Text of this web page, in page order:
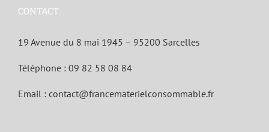
CONTACT
19 Avenue du 8 mai 1945 – 95200 Sarcelles
Téléphone : 09 82 58 08 84
Email : contact@francematerielconsommable.fr